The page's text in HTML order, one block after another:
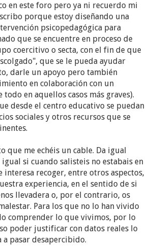
en este foro pero ya ni recuerdo mi
porque estoy diseñando una
psicopedagógica para
que se encuentre en proceso de
coercitivo o secta, con el fin de que
que se le pueda ayudar
darle un apoyo pero también
en colaboración con un
todo en aquellos casos más graves).
desde el centro educativo se puedan
sociales y otros recursos que se
que me echéis un cable. Da igual
si cuando salisteis no estabais en
interesa recoger, entre otros aspectos,
experiencia, en el sentido de si
llevadera o, por el contrario, os
Para los que no lo han vivido
comprender lo que vivimos, por lo
poder justificar con datos reales lo
pasar desapercibido.